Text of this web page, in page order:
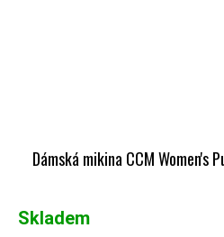
Dámská mikina CCM Women's
Skladem